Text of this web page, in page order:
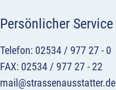
Persönlicher Service
Telefon: 02534 / 977 27 - 0
FAX: 02534 / 977 27 - 22
mail@strassenausstatter.de